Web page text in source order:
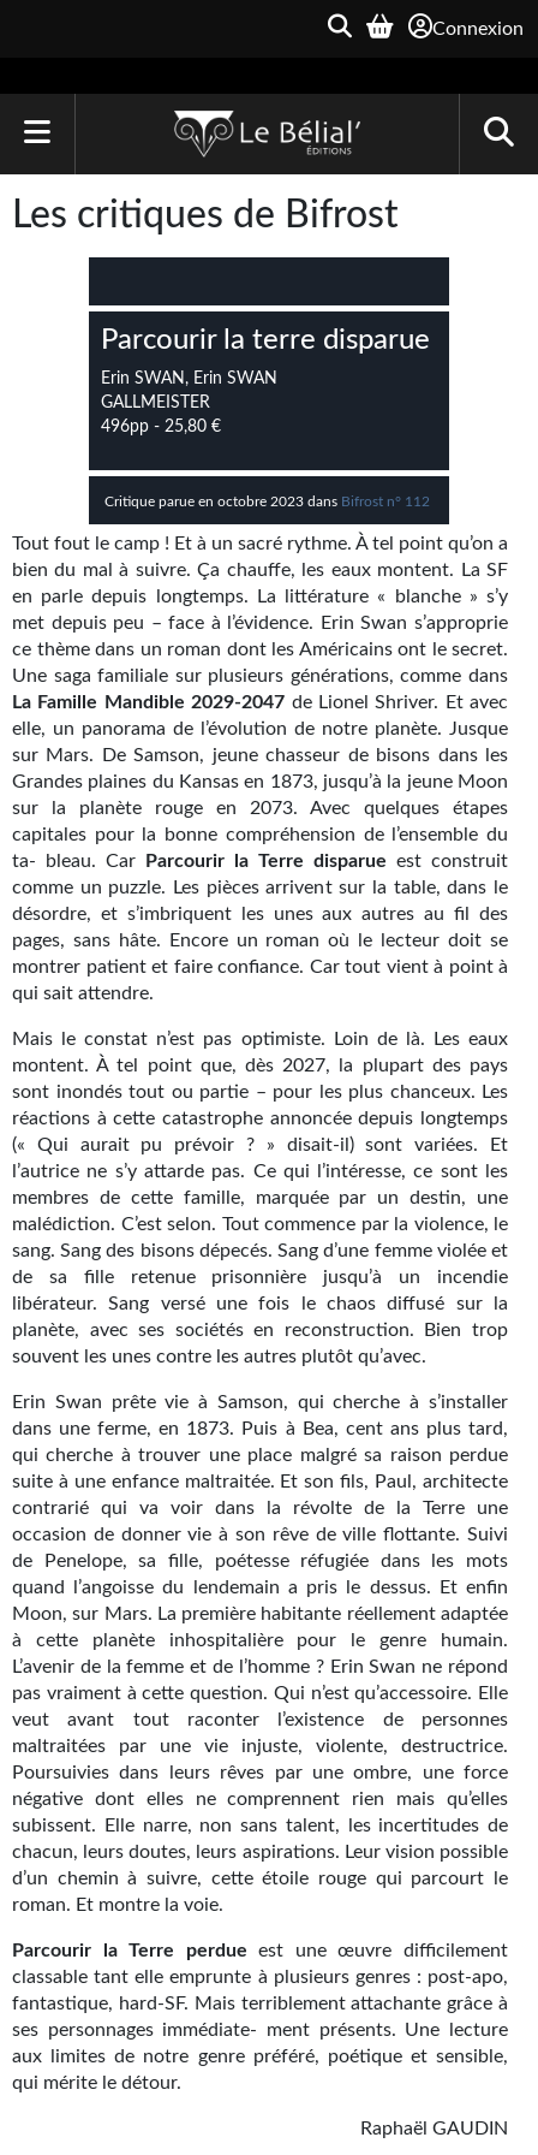
Connexion
Le Bélial'
Une Heure-Lumière
Archive du Futur
Quarante-Deux
Kvasar
Pulps
Wotan
Étoiles vives
Yellow Submarine
NUMÉRIQUE
Romans et recueils
Une Heure-Lumière
Nouvelles
Livres audio
Gratuit
Sans DRM
BIFROST
Tous les numéros
En numérique
S'abonner
Les critiques
Le blog
Le prix des lecteurs
GOODIES
Goodies Gotland
Tirages d’art Une Heure-Lumière
PLUS
À paraître
Revue de presse
Récompenses
Le Bélial' sur Youtube
LE BLOG BIFROST
Tous les articles
Les critiques de Bifrost
Parcourir la terre disparue
Erin SWAN, Erin SWAN
GALLMEISTER
496pp - 25,80 €
Critique parue en octobre 2023 dans Bifrost n° 112
Tout fout le camp ! Et à un sacré rythme. À tel point qu’on a
bien du mal à suivre. Ça chauffe, les eaux montent. La SF
en parle depuis longtemps. La littérature « blanche » s’y
met depuis peu – face à l’évidence. Erin Swan s’approprie
ce thème dans un roman dont les Américains ont le secret.
Une saga familiale sur plusieurs générations, comme dans
La Famille Mandible 2029-2047 de Lionel Shriver. Et avec
elle, un panorama de l’évolution de notre planète. Jusque
sur Mars. De Samson, jeune chasseur de bisons dans les
Grandes plaines du Kansas en 1873, jusqu’à la jeune Moon
sur la planète rouge en 2073. Avec quelques étapes
capitales pour la bonne compréhension de l’ensemble du
ta- bleau. Car
Parcourir la Terre disparue est construit
comme un puzzle. Les pièces arrivent sur la table, dans le
désordre, et s’imbriquent les unes aux autres au fil des
pages, sans hâte. Encore un roman où le lecteur doit se
montrer patient et faire confiance. Car tout vient à point à
qui sait attendre.
Mais le constat n’est pas optimiste. Loin de là. Les eaux
montent. À tel point que, dès 2027, la plupart des pays
sont inondés tout ou partie – pour les plus chanceux. Les
réactions à cette catastrophe annoncée depuis longtemps
(« Qui aurait pu prévoir ? » disait-il) sont variées. Et
l’autrice ne s’y attarde pas. Ce qui l’intéresse, ce sont les
membres de cette famille, marquée par un destin, une
malédiction. C’est selon. Tout commence par la violence, le
sang. Sang des bisons dépecés. Sang d’une femme violée et
de sa fille retenue prisonnière jusqu’à un incendie
libérateur. Sang versé une fois le chaos diffusé sur la
planète, avec ses sociétés en reconstruction. Bien trop
souvent les unes contre les autres plutôt qu’avec.
Erin Swan prête vie à Samson, qui cherche à s’installer
dans une ferme, en 1873. Puis à Bea, cent ans plus tard,
qui cherche à trouver une place malgré sa raison perdue
suite à une enfance maltraitée. Et son fils, Paul, architecte
contrarié qui va voir dans la révolte de la Terre une
occasion de donner vie à son rêve de ville flottante. Suivi
de Penelope, sa fille, poétesse réfugiée dans les mots
quand l’angoisse du lendemain a pris le dessus. Et enfin
Moon, sur Mars. La première habitante réellement adaptée
à cette planète inhospitalière pour le genre humain.
L’avenir de la femme et de l’homme ? Erin Swan ne répond
pas vraiment à cette question. Qui n’est qu’accessoire. Elle
veut avant tout raconter l’existence de personnes
maltraitées par une vie injuste, violente, destructrice.
Poursuivies dans leurs rêves par une ombre, une force
négative dont elles ne comprennent rien mais qu’elles
subissent. Elle narre, non sans talent, les incertitudes de
chacun, leurs doutes, leurs aspirations. Leur vision possible
d’un chemin à suivre, cette étoile rouge qui parcourt le
roman. Et montre la voie.
Parcourir la Terre perdue est une œuvre difficilement
classable tant elle emprunte à plusieurs genres : post-apo,
fantastique, hard-SF. Mais terriblement attachante grâce à
ses personnages immédiate- ment présents. Une lecture
aux limites de notre genre préféré, poétique et sensible,
qui mérite le détour.
Raphaël GAUDIN